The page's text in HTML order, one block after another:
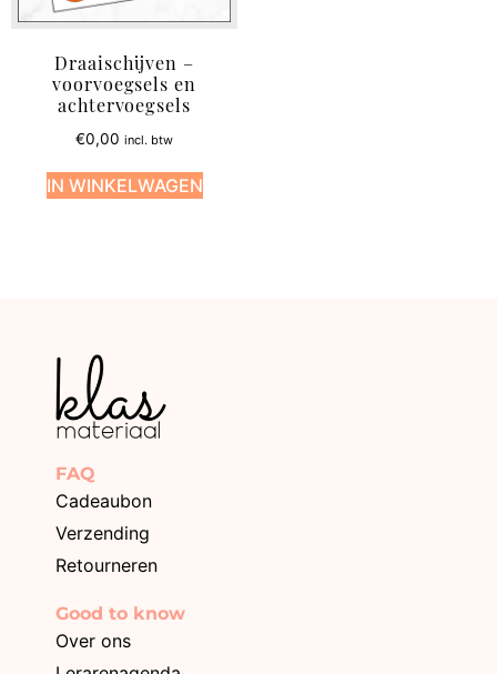
Draaischijven –
voorvoegsels en
achtervoegsels
€0,00 incl. btw
IN WINKELWAGEN
FAQ
Cadeaubon
Verzending
Retourneren
Good to know
Over ons